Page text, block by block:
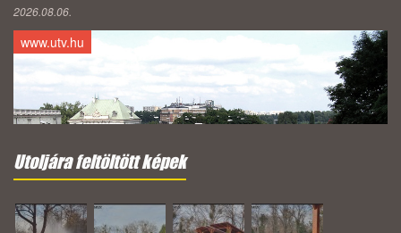
2026.08.06.
www.utv.hu
Utoljára feltöltött képek